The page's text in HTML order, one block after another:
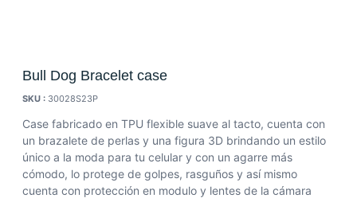
Bull Dog Bracelet case
SKU : 30028S23P
Case fabricado en TPU flexible suave al tacto, cuenta con
un brazalete de perlas y una figura 3D brindando un estilo
único a la moda para tu celular y con un agarre más
cómodo, lo protege de golpes, rasguños y así mismo
cuenta con protección en modulo y lentes de la cámara